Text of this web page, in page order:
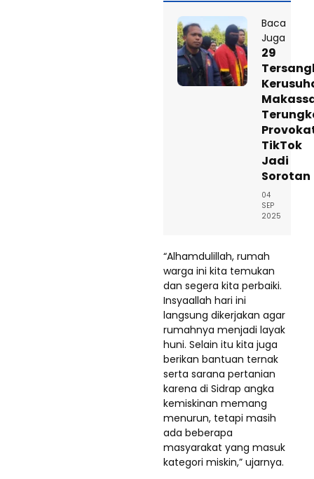
Baca
Juga
29
TikTok
Jadi
Sorotan
04
SEP
2025
“Alhamdulillah, rumah
warga ini kita temukan
dan segera kita perbaiki.
Insyaallah hari ini
langsung dikerjakan agar
rumahnya menjadi layak
huni. Selain itu kita juga
berikan bantuan ternak
serta sarana pertanian
karena di Sidrap angka
kemiskinan memang
menurun, tetapi masih
ada beberapa
masyarakat yang masuk
kategori miskin,” ujarnya.